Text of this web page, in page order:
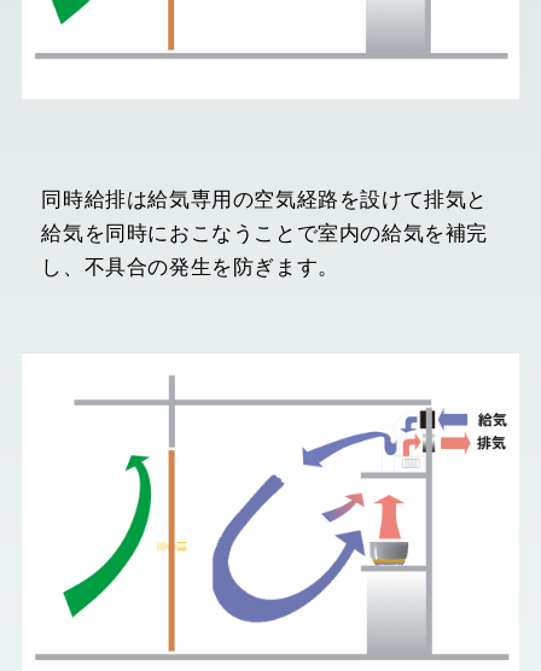
同時給排は給気専用の空気経路を設けて排気と
給気を同時におこなうことで室内の給気を補完
し、不具合の発生を防ぎます。